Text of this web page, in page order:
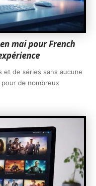
mai pour French
et de séries sans aucune
de nombreux